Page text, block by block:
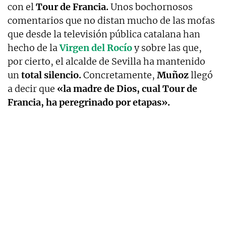
con elTour de Francia.Unos bochornosos
comentarios que no distan mucho de las mofas
que desde la televisión pública catalana han
hecho de laVirgen del Rocíoy sobre las que,
por cierto, el alcalde de Sevilla ha mantenido
untotal silencio.Concretamente, Muñozllegó
a decir que «la madre de Dios, cual Tour de
Francia, ha peregrinado por etapas».